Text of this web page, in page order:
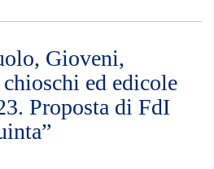
Gioveni,
ed edicole
Proposta di FdI